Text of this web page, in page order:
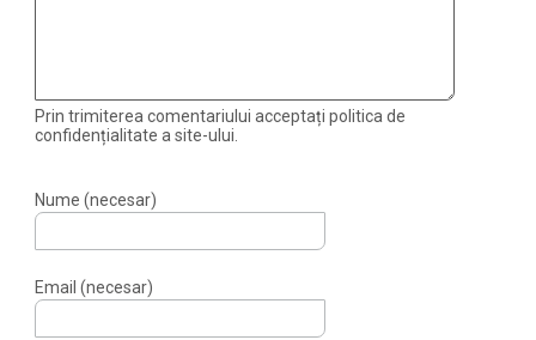
Prin trimiterea comentariului acceptați politica de
confidențialitate a site-ului.
Nume (necesar)
Email (necesar)